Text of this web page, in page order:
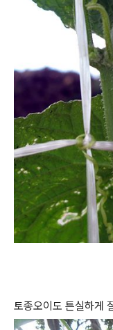
토종오이도 튼실하게